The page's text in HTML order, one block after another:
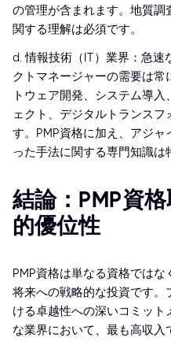
の管理が含まれます。地質調
関する理解は必須です。
d. 情報技術（IT）業界：急速
クトマネージャーの需要は常
トウェア開発、システム導
ェクト、デジタルトランス
す。PMP資格に加え、アジ
った手法に関する専門知識は
結論：PMP資
的優位性
PMP資格は単なる資格では
将来への戦略的な投資です。
ける卓越性への深いコミッ
な業界において、最も高収